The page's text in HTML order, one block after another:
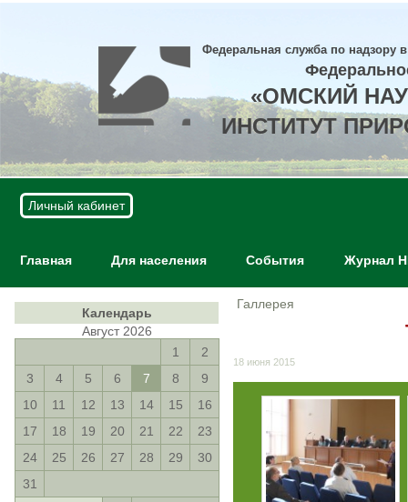
Федеральная служба по надзору
«ОМСКИЙ
ИНСТИТУТ
Личный кабинет
Главная Для населения События Журнал
Календарь
Август 2026
1
2
3
4 5 6 7 8
9
10
11 12 13 14 15
16
17
18 19 20 21 22
23
24
25 26 27 28 29
30
31
Галлерея
18 июня 2015